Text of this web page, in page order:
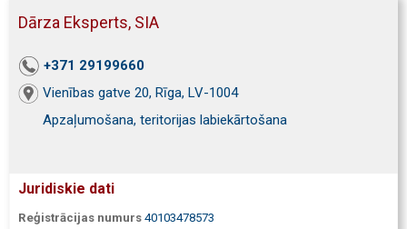
Dārza Eksperts, SIA
+371 29199660
Vienības gatve 20, Rīga, LV-1004
Apzaļumošana, teritorijas labiekārtošana
Juridiskie dati
Reģistrācijas numurs 40103478573